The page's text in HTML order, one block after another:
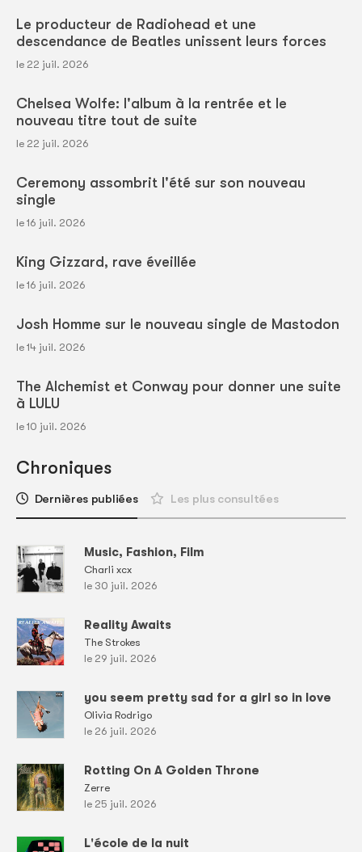
Le producteur de Radiohead et une
descendance de Beatles unissent leurs forces
le 22 juil. 2026
Chelsea Wolfe: l'album à la rentrée et le
nouveau titre tout de suite
le 22 juil. 2026
Ceremony assombrit l'été sur son nouveau
single
le 16 juil. 2026
King Gizzard, rave éveillée
le 16 juil. 2026
Josh Homme sur le nouveau single de Mastodon
le 14 juil. 2026
The Alchemist et Conway pour donner une suite
à LULU
le 10 juil. 2026
Chroniques
Dernières publiées Les plus consultées
Music, Fashion, Film
Charli xcx
le 30 juil. 2026
Reality Awaits
The Strokes
le 29 juil. 2026
you seem pretty sad for a girl so in love
Olivia Rodrigo
le 26 juil. 2026
Rotting On A Golden Throne
Zerre
le 25 juil. 2026
L'école de la nuit